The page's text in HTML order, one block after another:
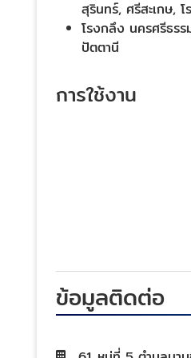
สุรินทร์, ศรีสะเกษ,
โรงกลึง นครศรีธร
ปัตตานี
การใช้งาน
ข้อมูลติดต่อ